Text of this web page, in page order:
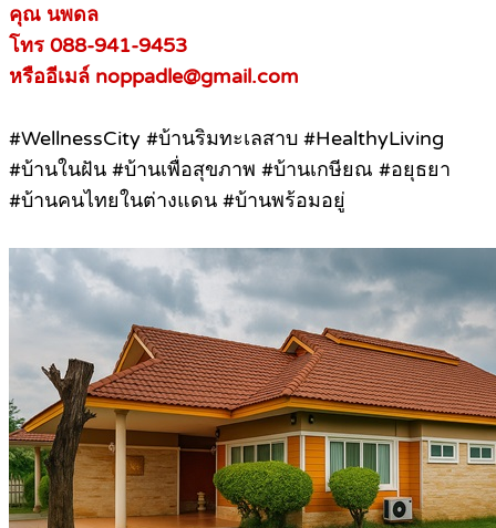
คุณ นพดล
โทร 088-941-9453
หรืออีเมล์ noppadle@gmail.com
#WellnessCity #บ้านริมทะเลสาบ #HealthyLiving
#บ้านในฝัน #บ้านเพื่อสุขภาพ #บ้านเกษียณ #อยุธยา
#บ้านคนไทยในต่างแดน #บ้านพร้อมอยู่